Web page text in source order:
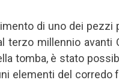
di uno dei pezzi
terzo millennio avanti
tomba, è stato
elementi del corredo